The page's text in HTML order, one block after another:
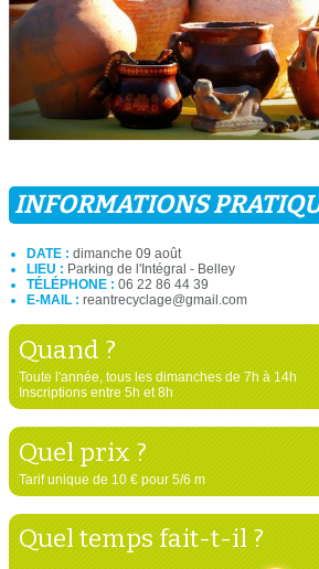
INFORMATIONS
DATE : dimanche 09 août
LIEU : Parking de l'Intégral - Belley
TÉLÉPHONE : 06 22 86 44 39
E-MAIL : reantrecyclage@gmail.com
Quand ?
Toute l'année, tous les dimanches de 7h à 14h
Inscriptions entre 5h et 8h
Quel prix ?
Tarif unique de 10 € pour 5/6 m
Quel temps fait-t-il ?